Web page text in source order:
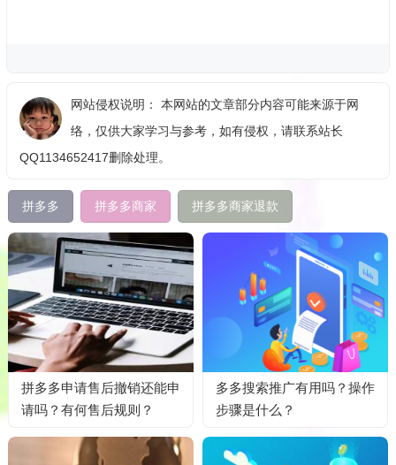
网站侵权说明： 本网站的文章部分内容可能来源于网
络，仅供大家学习与参考，如有侵权，请联系站长
QQ1134652417删除处理。
拼多多 拼多多商家 拼多多商家退款
拼多多申请售后撤销还能申
请吗？有何售后规则？
多多搜索推广有用吗？操作
步骤是什么？